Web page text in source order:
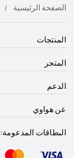
الصفحة الرئيسية
المنتجات
المتجر
الدعم
عن هواوي
البطاقات المدعومة: